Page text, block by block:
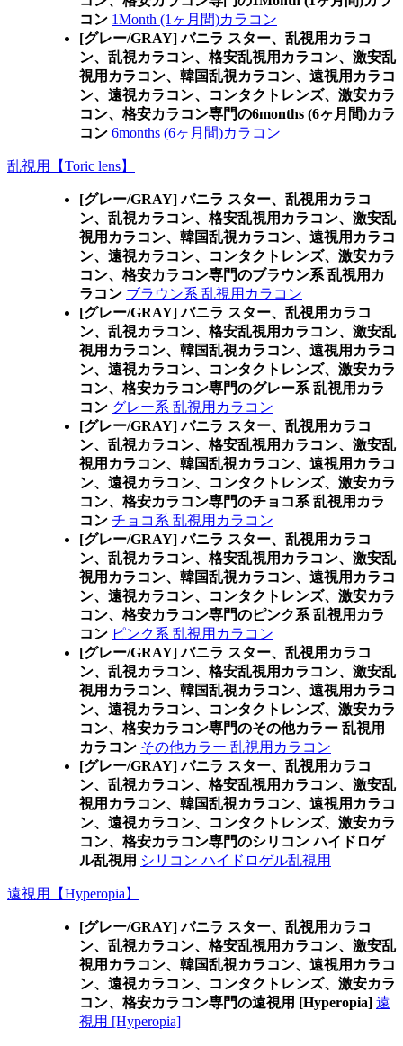
コン 1Month (1ヶ月間)カラコン
[グレー/GRAY] バニラ スター、乱視用カラコ
ン、乱視カラコン、格安乱視用カラコン、激安乱
視用カラコン、韓国乱視カラコン、遠視用カラコ
ン、遠視カラコン、コンタクトレンズ、激安カラ
コン、格安カラコン専門の6months (6ヶ月間)カラ
コン 6months (6ヶ月間)カラコン
乱視用【Toric lens】
[グレー/GRAY] バニラ スター、乱視用カラコ
ン、乱視カラコン、格安乱視用カラコン、激安乱
視用カラコン、韓国乱視カラコン、遠視用カラコ
ン、遠視カラコン、コンタクトレンズ、激安カラ
コン、格安カラコン専門のブラウン系 乱視用カ
ラコン ブラウン系 乱視用カラコン
[グレー/GRAY] バニラ スター、乱視用カラコ
ン、乱視カラコン、格安乱視用カラコン、激安乱
視用カラコン、韓国乱視カラコン、遠視用カラコ
ン、遠視カラコン、コンタクトレンズ、激安カラ
コン、格安カラコン専門のグレー系 乱視用カラ
コン グレー系 乱視用カラコン
[グレー/GRAY] バニラ スター、乱視用カラコ
ン、乱視カラコン、格安乱視用カラコン、激安乱
視用カラコン、韓国乱視カラコン、遠視用カラコ
ン、遠視カラコン、コンタクトレンズ、激安カラ
コン、格安カラコン専門のチョコ系 乱視用カラ
コン チョコ系 乱視用カラコン
[グレー/GRAY] バニラ スター、乱視用カラコ
ン、乱視カラコン、格安乱視用カラコン、激安乱
視用カラコン、韓国乱視カラコン、遠視用カラコ
ン、遠視カラコン、コンタクトレンズ、激安カラ
コン、格安カラコン専門のピンク系 乱視用カラ
コン ピンク系 乱視用カラコン
[グレー/GRAY] バニラ スター、乱視用カラコ
ン、乱視カラコン、格安乱視用カラコン、激安乱
視用カラコン、韓国乱視カラコン、遠視用カラコ
ン、遠視カラコン、コンタクトレンズ、激安カラ
コン、格安カラコン専門のその他カラー 乱視用
カラコン その他カラー 乱視用カラコン
[グレー/GRAY] バニラ スター、乱視用カラコ
ン、乱視カラコン、格安乱視用カラコン、激安乱
視用カラコン、韓国乱視カラコン、遠視用カラコ
ン、遠視カラコン、コンタクトレンズ、激安カラ
コン、格安カラコン専門のシリコン ハイドロゲ
ル乱視用 シリコン ハイドロゲル乱視用
遠視用【Hyperopia】
[グレー/GRAY] バニラ スター、乱視用カラコ
ン、乱視カラコン、格安乱視用カラコン、激安乱
視用カラコン、韓国乱視カラコン、遠視用カラコ
ン、遠視カラコン、コンタクトレンズ、激安カラ
コン、格安カラコン専門の遠視用 [Hyperopia] 遠
視用 [Hyperopia]